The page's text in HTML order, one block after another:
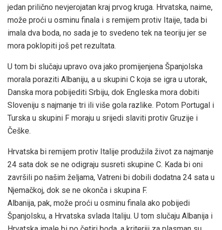
jedan prilično nevjerojatan kraj prvog kruga. Hrvatska, naime,
može proći u osminu finala i s remijem protiv Itaije, tada bi
imala dva boda, no sada je to svedeno tek na teoriju jer se
mora poklopiti još pet rezultata.
U tom bi slučaju upravo ova jako promijenjena Španjolska
morala poraziti Albaniju, a u skupini C koja se igra u utorak,
Danska mora pobijediti Srbiju, dok Engleska mora dobiti
Sloveniju s najmanje tri ili više gola razlike. Potom Portugal i
Turska u skupini F moraju u srijedi slaviti protiv Gruzije i
Češke.
Hrvatska bi remijem protiv Italije produžila život za najmanje
24 sata dok se ne odigraju susreti skupine C. Kada bi oni
završili po našim željama, Vatreni bi dobili dodatna 24 sata u
Njemačkoj, dok se ne okonča i skupina F.
Albanija, pak, može proći u osminu finala ako pobijedi
Španjolsku, a Hrvatska svlada Italiju. U tom slučaju Albanija i